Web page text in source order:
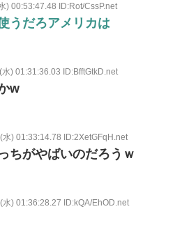
) 00:53:47.48 ID:Rot/CssP.net
うだろアメリカは
) 01:31:36.03 ID:BfftGtkD.net
w
) 01:33:14.78 ID:2XetGFqH.net
ちがやばいのだろうｗ
) 01:36:28.27 ID:kQA/EhOD.net